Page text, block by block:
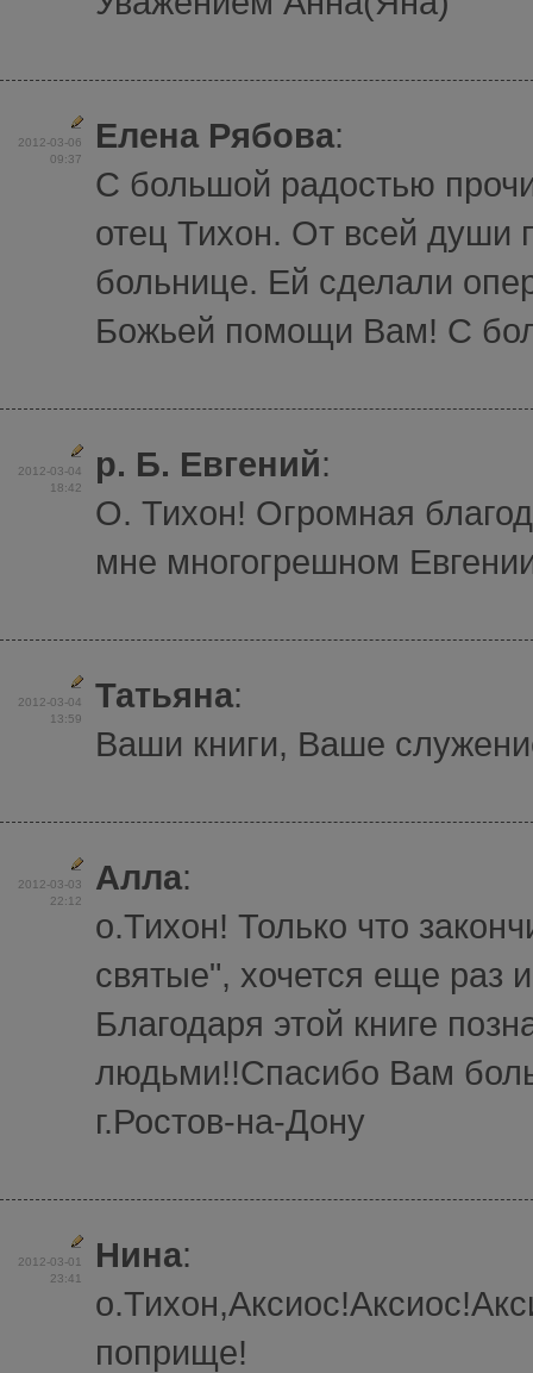
2012-03-06
09:37
Елена Рябова:
С большой радостью
отец Тихон. От всей души
больнице. Ей сделали
Божьей помощи Вам! С
2012-03-04
18:42
р. Б. Евгений:
О. Тихон! Огромная
мне многогрешном
2012-03-04
13:59
Татьяна:
Ваши книги, Ваше
2012-03-03
22:12
Алла:
о.Тихон! Только что
святые", хочется еще раз
Благодаря этой книге
людьми!!Спасибо Вам
г.Ростов-на-Дону
2012-03-01
23:41
Нина:
поприще!